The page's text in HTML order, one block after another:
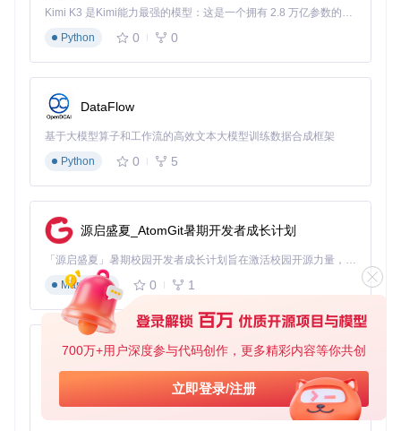
700万+用户深度参与代码创作，更多精彩内容等你共创
立即登录/注册
    B -->|元数据提取| C[背景服务]
    C -->|API请求| D[Unpaywall数据库]
    C -->|状态更新| E[popup界面]
核心模块功能解析
内容识别引擎（unpaywall.js）
解决什么问题
：如何准确识别学术页面并提取文献元数据
技术实现
题、作者等关键信息，构建标准化查询参数。采用多模式匹配
算法，支持超过200种学术平台的页面结构。
后台服务（background.js）
带来什么价值：实现跨页面数据共享与持久化处理
技术特性：
采用IndexedDB实现本地缓存，减少重复API请求
通过Chrome/Firefox的runtime API管理扩展生命周期
实现请求队列机制，避免并发请求冲突
用户界面组件
：提供实时状态显示与快速设置入口
options.js：实现高级配置界面，支持自定义数据源与显示
Kimi K3 是Kimi能力最强的模型：这是一个拥有 2.8 万亿参数的混合专家（MoE）模型，具备原生视觉理解能力，并支持 100 万 token 的上下文窗口。
Python
0 0
DataFlow
基于大模型算子和工作流的高效文本大模型训练数据合成框架
Python
0 5
源启盛夏_AtomGit暑期开发者成长计划
「源启盛夏」暑期校园开发者成长计划旨在激活校园开源力量，通过积分激励、认证扶持、资源倾斜等形式，引导高校组织和开发者完成「入驻 — 建项目 — 做贡献 — 获认证 — 得资源」的完整闭环。无论你是想带领社团入驻平台的组织者，还是希望用代码贡献证明自己的开发者，都能在这里找到属于你的成长路径。
Markdown
0 1
py-xiaozhi
基于Python的Xiaozhi AI，适用于想要完整Xiaozhi体验而无需拥有专用硬件的用户。
Python
0 1